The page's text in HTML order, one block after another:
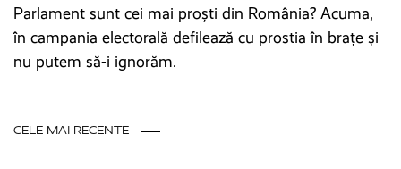
Parlament sunt cei mai proști din România? Acuma,
în campania electorală defilează cu prostia în brațe și
nu putem să-i ignorăm.
CELE MAI RECENTE